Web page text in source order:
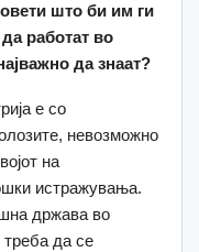
што би им ги
работат во
да знаат?
е со
невозможно
нa
иcтpaжyвaњa.
држава во
треба да се